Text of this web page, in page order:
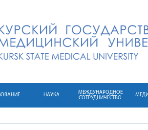
НАУКА
МЕЖДУНАРОДНОЕ
СОТРУДНИЧЕСТВО